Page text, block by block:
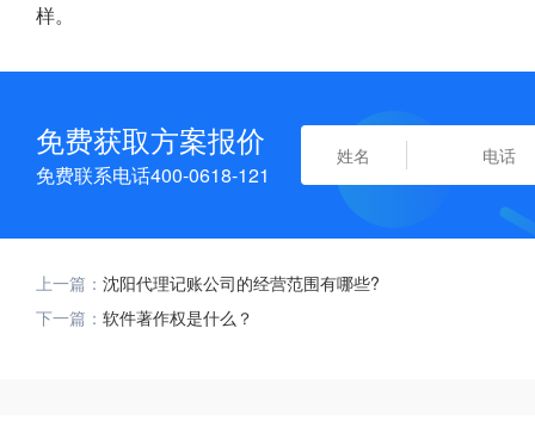
样。
免费获取方案报价
免费联系电话400-0618-121
上一篇： 沈阳代理记账公司的经营范围有哪些?
下一篇： 软件著作权是什么？